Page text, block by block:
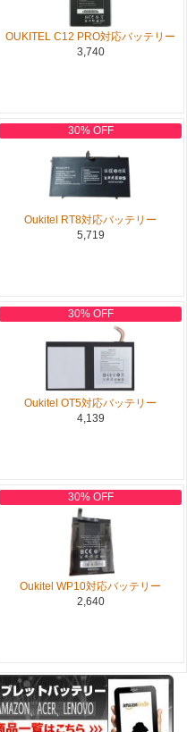
OUKITEL C12 PRO対応バッテリー
3,740
30% OFF
Oukitel RT8対応バッテリー
5,719
30% OFF
Oukitel OT5対応バッテリー
4,139
30% OFF
Oukitel WP10対応バッテリー
2,640